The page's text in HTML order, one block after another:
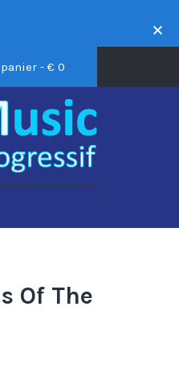
- € 0
Of The